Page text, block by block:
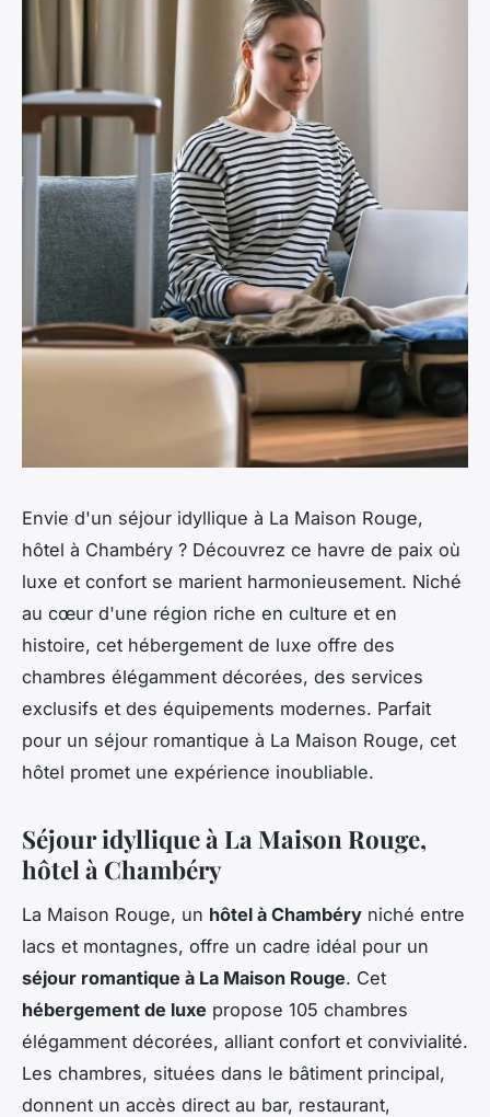
Envie d'un séjour idyllique à La Maison Rouge,
hôtel à Chambéry ? Découvrez ce havre de paix où
luxe et confort se marient harmonieusement. Niché
au cœur d'une région riche en culture et en
histoire, cet hébergement de luxe offre des
chambres élégamment décorées, des services
exclusifs et des équipements modernes. Parfait
pour un séjour romantique à La Maison Rouge, cet
hôtel promet une expérience inoubliable.
Séjour idyllique à La Maison Rouge,
hôtel à Chambéry
La Maison Rouge, un hôtel à Chambéry niché entre
lacs et montagnes, offre un cadre idéal pour un
séjour romantique à La Maison Rouge. Cet
hébergement de luxe propose 105 chambres
élégamment décorées, alliant confort et convivialité.
Les chambres, situées dans le bâtiment principal,
donnent un accès direct au bar, restaurant,